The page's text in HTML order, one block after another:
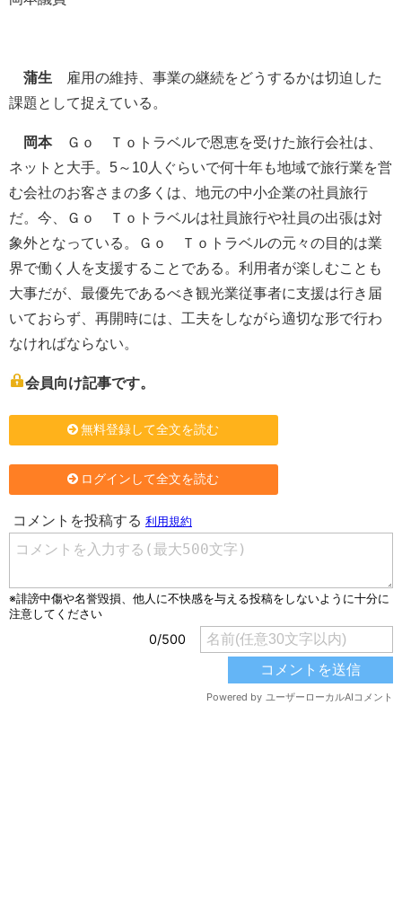
蒲生
雇用の維持、事業の継続をどうするかは切迫した
課題として捉えている。
岡本
Ｇｏ Ｔｏトラベルで恩恵を受けた旅行会社は、
ネットと大手。5～10人ぐらいで何十年も地域で旅行業を営
む会社のお客さまの多くは、地元の中小企業の社員旅行
だ。今、Ｇｏ Ｔｏトラベルは社員旅行や社員の出張は対
象外となっている。Ｇｏ Ｔｏトラベルの元々の目的は業
界で働く人を支援することである。利用者が楽しむことも
大事だが、最優先であるべき観光業従事者に支援は行き届
いておらず、再開時には、工夫をしながら適切な形で行わ
なければならない。
会員向け記事です。
無料登録して全文を読む
ログインして全文を読む